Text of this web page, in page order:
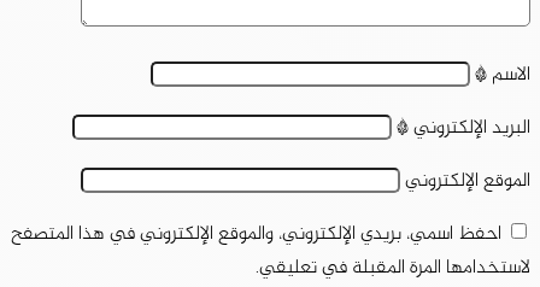
الاسم*
البريد الإلكتروني*
الموقع الإلكتروني
احفظ اسمي، بريدي الإلكتروني، والموقع الإلكتروني في هذا المتصفح
لاستخدامها المرة المقبلة في تعليقي.